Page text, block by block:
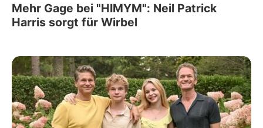
Mehr Gage bei "HIMYM": Neil Patrick
Harris sorgt für Wirbel